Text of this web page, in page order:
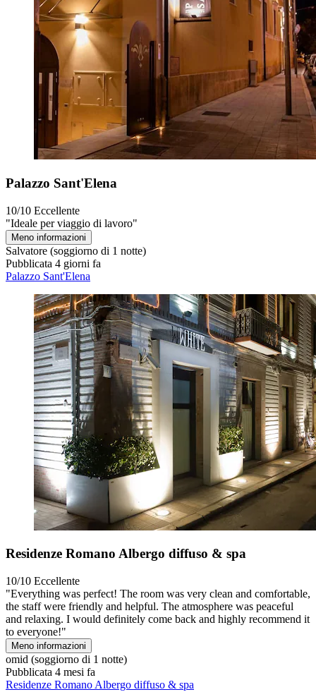
Palazzo Sant'Elena
10/10 Eccellente
"Ideale per viaggio di lavoro"
Meno informazioni
Salvatore (soggiorno di 1 notte)
Pubblicata 4 giorni fa
Palazzo Sant'Elena
Residenze Romano Albergo diffuso & spa
10/10 Eccellente
"Everything was perfect! The room was very clean and comfortable,
the staff were friendly and helpful. The atmosphere was peaceful
and relaxing. I would definitely come back and highly recommend it
to everyone!"
Meno informazioni
omid (soggiorno di 1 notte)
Pubblicata 4 mesi fa
Residenze Romano Albergo diffuso & spa